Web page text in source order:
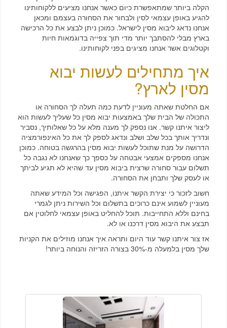
הקלה ביותר שמתאפשרת כיום כאשר אנחנו מציעים ללקוחותינו
להגיע באופן עצמאי לסין ולבחור את הסחורה בעצמם ומכאן
אנחנו נדאג ליבוא מסין לישראל. כמוכן ניתן לבצע את כל הרכישה
בארץ מבלי להסתבך יותר מדי תוך צפייה בדוגמאות חיות
וקטלוגים אשר אנחנו מציגים בפני לקוחותינו.
איך מתחילים לעשות יבוא
מסין לארץ?
אם החלטת שאתה מעוניין לדעת כמה תעלה לך הסחורה או
התכולה של הבית שלך באמצעות יבוא מסין כל שעליך לעשות הוא
ליצור איתנו קשר. אנו נספק לך מענה מלא על כל שאלותיך, נסביר
ונדריך אותך בכל שלב ושלב ונדאג לספק לך את כל האינפורמציה
הדרושה על מנת שתוכל לעשות יבוא מסין בהרגשה בטוחה. כמוכן
אנחנו מספקים אמצעי אבטחה על כספך כך שאנחנו לא נגבה כל
תשלום עבור סחורה שרצית ביבוא מסין עד שהיא לא תגיע לביתך
או לעסק שלך ותבחן את הסחורה.
חשוב לזכור כי יצירת הקשר איתנו, הפגישה וכל המידע שאתה
מעוניין לשמוע אינם כרוכים בתשלום וכל השירות ניתן לגמרי
בחינם וללא התחייבות. תוכל להחליט באופן עצמאי לחלוטין אם
תבצע את היבוא מסין דרכנו או לא.
אז צור איתנו קשר עוד היום ותראה איך אנחנו מוזילים את הקניות
שלך מסין בלמעלה מ-30% בצורה הזריזה והנוחה ביותר!